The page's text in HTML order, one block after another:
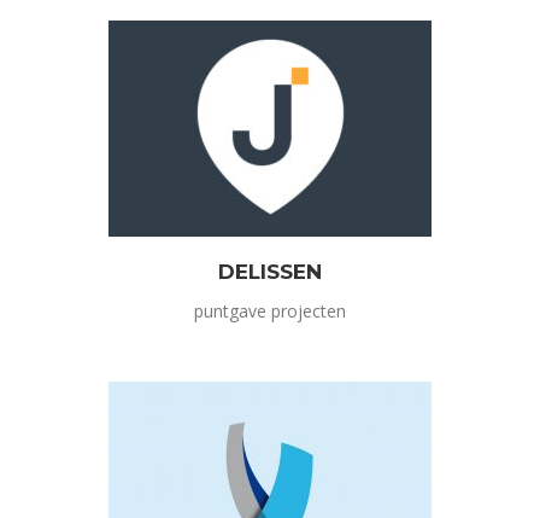
DELISSEN
puntgave projecten